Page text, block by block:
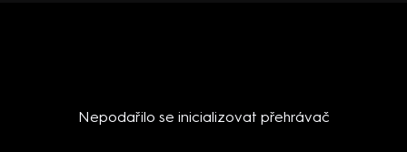
Nepodařilo se inicializovat přehrávač